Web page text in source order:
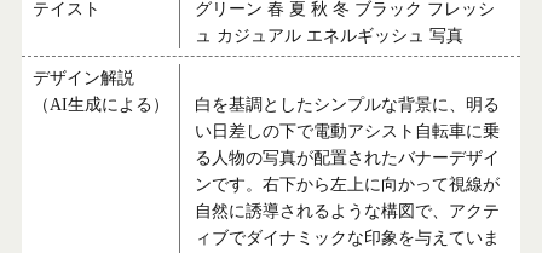
テイスト
グリーン 春 夏 秋 冬 ブラック フレッシ
ュ カジュアル エネルギッシュ 写真
デザイン解説
（AI生成による）
白を基調としたシンプルな背景に、明る
い日差しの下で電動アシスト自転車に乗
る人物の写真が配置されたバナーデザイ
ンです。右下から左上に向かって視線が
自然に誘導されるような構図で、アクテ
ィブでダイナミックな印象を与えていま